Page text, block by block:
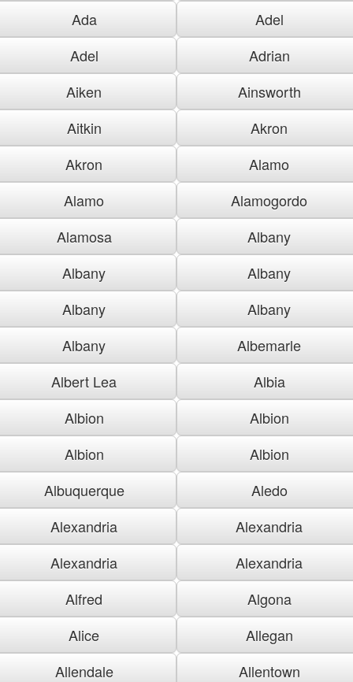
Ada
Adel
Adel
Adrian
Aiken
Ainsworth
Aitkin
Akron
Akron
Alamo
Alamo
Alamogordo
Alamosa
Albany
Albany
Albany
Albany
Albany
Albany
Albemarle
Albert Lea
Albia
Albion
Albion
Albion
Albion
Albuquerque
Aledo
Alexandria
Alexandria
Alexandria
Alexandria
Alfred
Algona
Alice
Allegan
Allendale
Allentown